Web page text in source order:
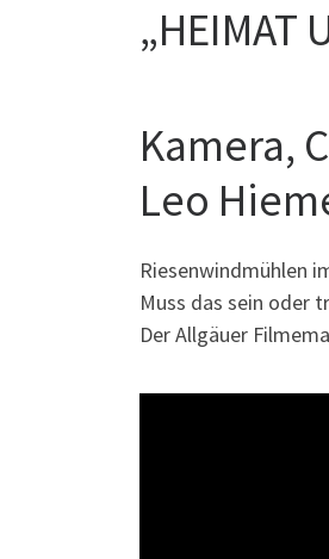
„HEIMAT
Kamera,
Leo
Riesenwindmühlen
Muss das sein oder
Der Allgäuer